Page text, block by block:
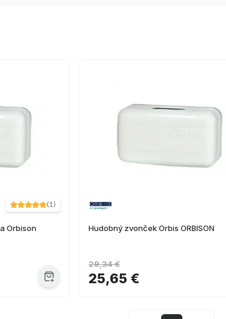
(1)
Orbison Hudobný zvonček Orbis ORBISON
25,65 €
29,34 €